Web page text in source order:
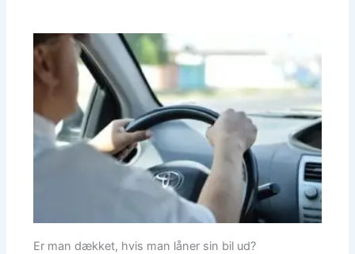
Er man dækket, hvis man låner sin bil ud?